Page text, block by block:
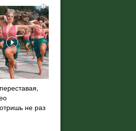
i
не раз